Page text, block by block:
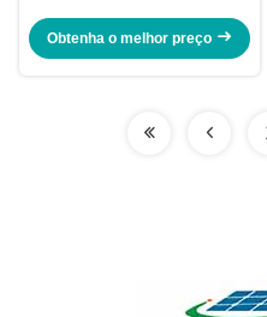
disponível
Obtenha o melhor preço